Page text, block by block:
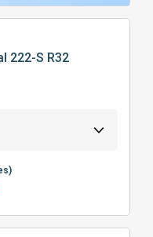
222-S R32